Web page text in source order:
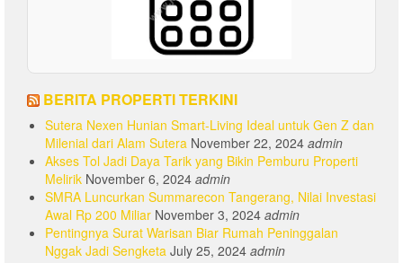
BERITA PROPERTI TERKINI
Sutera Nexen Hunian Smart-Living Ideal untuk Gen Z dan
Milenial dari Alam Sutera November 22, 2024 admin
Akses Tol Jadi Daya Tarik yang Bikin Pemburu Properti
Melirik November 6, 2024 admin
SMRA Luncurkan Summarecon Tangerang, Nilai Investasi
Awal Rp 200 Miliar November 3, 2024 admin
Pentingnya Surat Warisan Biar Rumah Peninggalan
Nggak Jadi Sengketa July 25, 2024 admin